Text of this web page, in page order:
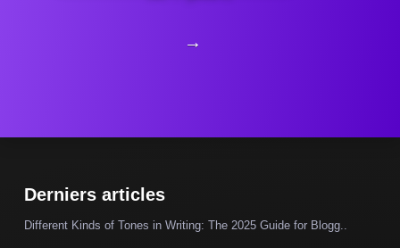
→
Derniers articles
Different Kinds of Tones in Writing: The 2025 Guide for Blogg..